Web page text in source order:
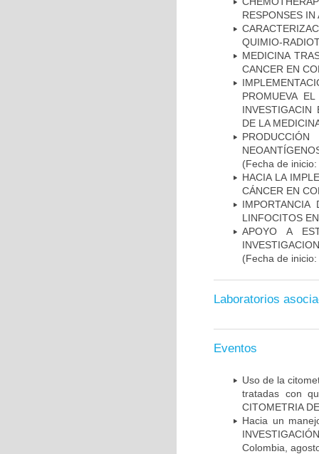
RESPONSES IN
QUIMIO-
MEDICINA
CANCER EN
PROMUEVA
INVESTIGACIN
DE LA
(Fecha de
HACIA LA
CÁNCER EN
LINFOCITOS
APOYO A
(Fecha de
Laboratorios
Eventos
Uso de la
tratadas con
CITOMETRIA
Hacia un
Colombia,